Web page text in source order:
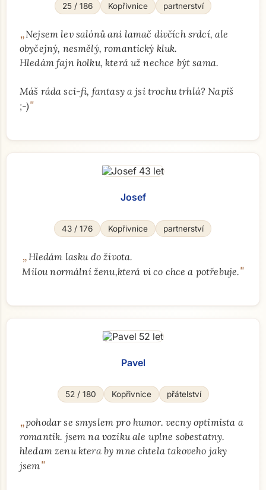
25 / 186 Kopřivnice partnerství
„Nejsem lev salónů ani lamač dívčích srdcí, ale
obyčejný, nesmělý, romantický kluk.
Hledám fajn holku, která už nechce být sama.
Máš ráda sci-fi, fantasy a jsi trochu trhlá? Napiš
;-)"
Josef
43 / 176 Kopřivnice partnerství
„Hledám lasku do života.
Milou normální ženu,která vi co chce a potřebuje."
Pavel
52 / 180 Kopřivnice přátelství
„pohodar se smyslem pro humor. vecny optimista a
romantik. jsem na voziku ale uplne sobestatny.
hledam zenu ktera by mne chtela takoveho jaky
jsem"